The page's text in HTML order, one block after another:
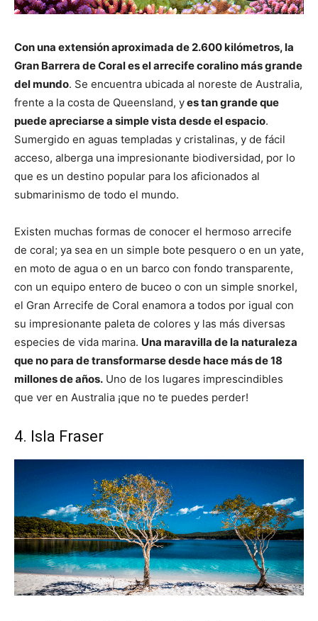
Con una extensión aproximada de 2.600 kilómetros, la
Gran Barrera de Coral es el arrecife coralino más grande
del mundo. Se encuentra ubicada al noreste de Australia,
frente a la costa de Queensland, yes tan grande que
puede apreciarse a simple vista desde el espacio.
Sumergido en aguas templadas y cristalinas, y de fácil
acceso, alberga una impresionante biodiversidad, por lo
que es un destino popular para los aficionados al
submarinismo de todo el mundo.
Existen muchas formas de conocer el hermoso arrecife
de coral; ya sea en un simple bote pesquero o en un yate,
en moto de agua o en un barco con fondo transparente,
con un equipo entero de buceo o con un simple snorkel,
el Gran Arrecife de Coral enamora a todos por igual con
su impresionante paleta de colores y las más diversas
especies de vida marina. Una maravilla de la naturaleza
que no para de transformarse desde hace más de 18
millones de años. Uno de los lugares imprescindibles
que ver en Australia ¡que no te puedes perder!
4. Isla Fraser